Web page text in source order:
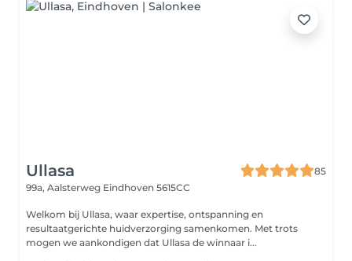
Ullasa
85
99a, Aalsterweg Eindhoven 5615CC
Welkom bij Ullasa, waar expertise, ontspanning en
resultaatgerichte huidverzorging samenkomen. Met trots
mogen we aankondigen dat Ullasa de winnaar i...